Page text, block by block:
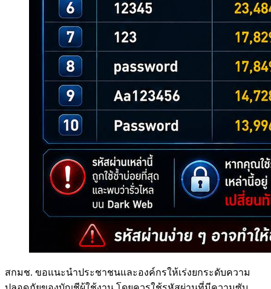
สกมช. ขอแนะนำประชาชนและองค์กรให้เร่งยกระดับความ